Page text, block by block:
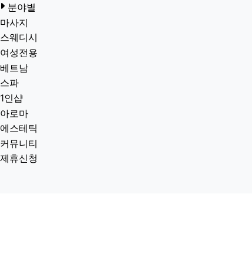
분야별
마사지
스웨디시
여성전용
베트남
스파
1인샵
아로마
에스테틱
커뮤니티
제휴신청